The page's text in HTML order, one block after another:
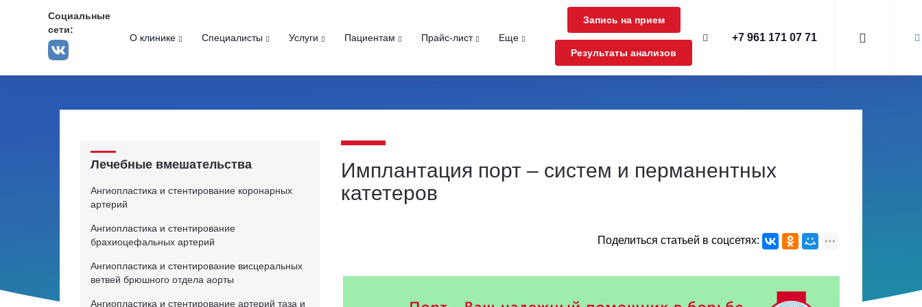
Социальные
сети:
Запись на прием
Результаты анализов
+7 961 171 07 71
О клинике Специалисты Услуги Пациентам Прайс-лист Еще
Имплантация порт – систем и перманентных
катетеров
Поделиться статьей в соцсетях:
Лечебные вмешательства
Ангиопластика и стентирование коронарных
артерий
Ангиопластика и стентирование
брахиоцефальных артерий
Ангиопластика и стентирование висцеральных
ветвей брюшного отдела аорты
Ангиопластика и стентирование артерий таза и